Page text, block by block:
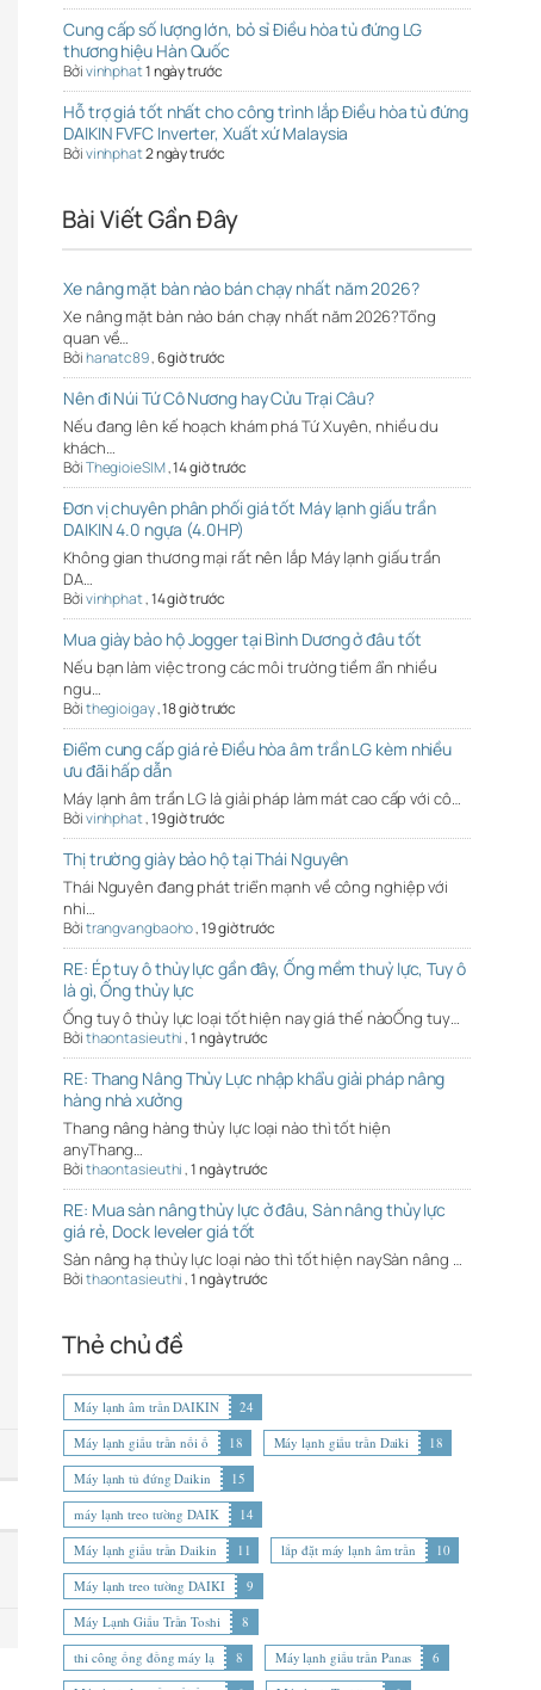
Cung cấp số lượng lớn, bỏ sỉ Điều hòa tủ đứng LG
thương hiệu Hàn Quốc
Bởivinhphat1 ngày trước
Hỗ trợ giá tốt nhất cho công trình lắp Điều hòa tủ đứng
DAIKIN FVFC Inverter, Xuất xứ Malaysia
Bởivinhphat2 ngày trước
Bài Viết Gần Đây
Xe nâng mặt bàn nào bán chạy nhất năm 2026?
Xe nâng mặt bàn nào bán chạy nhất năm 2026?Tổng
quan về…
Bởihanatc89,6 giờ trước
Nên đi Núi Tứ Cô Nương hay Cửu Trại Câu?
Nếu đang lên kế hoạch khám phá Tứ Xuyên, nhiều du
khách…
BởiThegioieSIM,14 giờ trước
Đơn vị chuyên phân phối giá tốt Máy lạnh giấu trần
DAIKIN 4.0 ngựa (4.0HP)
Không gian thương mại rất nên lắp Máy lạnh giấu trần
DA…
Bởivinhphat,14 giờ trước
Mua giày bảo hộ Jogger tại Bình Dương ở đâu tốt
Nếu bạn làm việc trong các môi trường tiềm ẩn nhiều
ngu…
Bởithegioigay,18 giờ trước
Điểm cung cấp giá rẻ Điều hòa âm trần LG kèm nhiều
ưu đãi hấp dẫn
Máy lạnh âm trần LG là giải pháp làm mát cao cấp với cô…
Bởivinhphat,19 giờ trước
Thị trường giày bảo hộ tại Thái Nguyên
Thái Nguyên đang phát triển mạnh về công nghiệp với
nhi…
Bởitrangvangbaoho,19 giờ trước
RE: Ép tuy ô thủy lực gần đây, Ống mềm thuỷ lực, Tuy ô
là gì, Ống thủy lực
Ống tuy ô thủy lực loại tốt hiện nay giá thế nàoỐng tuy…
Bởithaontasieuthi,1 ngày trước
RE: Thang Nâng Thủy Lực nhập khẩu giải pháp nâng
hàng nhà xưởng
Thang nâng hàng thủy lực loại nào thì tốt hiện
anyThang…
Bởithaontasieuthi,1 ngày trước
RE: Mua sàn nâng thủy lực ở đâu, Sàn nâng thủy lực
giá rẻ, Dock leveler giá tốt
Sàn nâng hạ thủy lực loại nào thì tốt hiện naySàn nâng …
Bởithaontasieuthi,1 ngày trước
Thẻ chủ đề
Máy lạnh âm trần DAIKIN
24
Máy lạnh giấu trần nối ố
18 Máy lạnh giấu trần Daiki
18
Máy lạnh tủ đứng Daikin
15
máy lạnh treo tường DAIK
14
Máy lạnh giấu trần Daikin
11 lắp đặt máy lạnh âm trần
10
Máy lạnh treo tường DAIKI
9
Máy Lạnh Giấu Trần Toshi
8
thi công ống đồng máy lạ
8 Máy lạnh giấu trần Panas
6